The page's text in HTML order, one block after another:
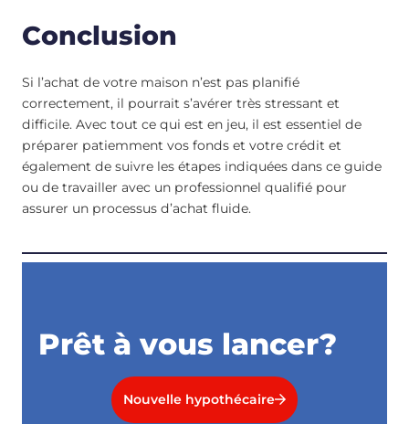
Conclusion
Si l’achat de votre maison n’est pas planifié
correctement, il pourrait s’avérer très stressant et
difficile. Avec tout ce qui est en jeu, il est essentiel de
préparer patiemment vos fonds et votre crédit et
également de suivre les étapes indiquées dans ce guide
ou de travailler avec un professionnel qualifié pour
assurer un processus d’achat fluide.
Prêt à vous lancer?
Nouvelle hypothécaire